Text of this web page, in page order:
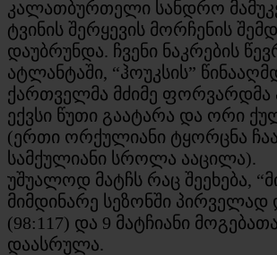
კალათბურთელი სანდრო
ტვინის შერყევის მორჩენის
დაუბრუნდა. ჩვენი ნაკრების
ატლანტაში, “ჰოუკსის”
ქართველმა მძიმე ფორვარდმა
ექვსი წუთი გაატარა და ორი
(ერთი ორქულიანი ტყორცნა
სამქულიანი სროლა ააცილა).
უშუალოდ მატჩს რაც შეეხება,
მიმდინარე სეზონში პირველად
(98:117) და 9 მატჩიანი
დაასრულა.